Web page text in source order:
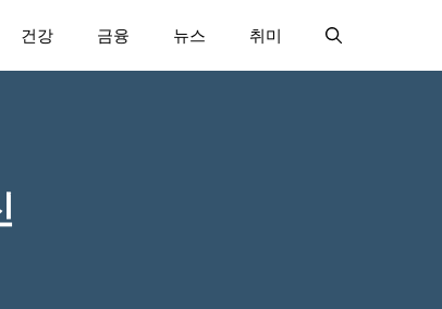
건강 금융 뉴스 취미